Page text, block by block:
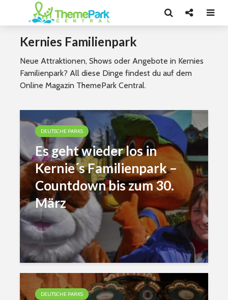
Kernies Familienpark
Neue Attraktionen, Shows oder Angebote in Kernies
Familienpark? All diese Dinge findest du auf dem
Online Magazin ThemePark Central.
DEUTSCHE PARKS
Es geht wieder los in
Kernie´s Familienpark –
Countdown bis zum 30.
März
DEUTSCHE PARKS